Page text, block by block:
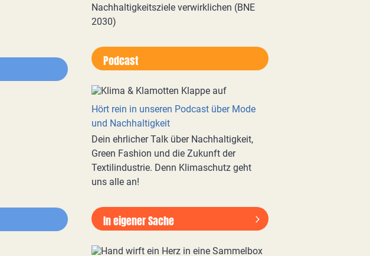
Nachhaltigkeitsziele verwirklichen (BNE
2030)
Podcast
Hört rein in unseren Podcast über Mode
und Nachhaltigkeit
Dein ehrlicher Talk über Nachhaltigkeit,
Green Fashion und die Zukunft der
Textilindustrie. Denn Klimaschutz geht
uns alle an!
In eigener Sache